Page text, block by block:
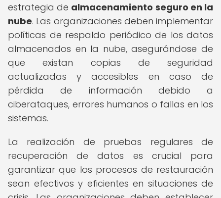
estrategia de almacenamiento seguro en la
nube. Las organizaciones deben implementar
políticas de respaldo periódico de los datos
almacenados en la nube, asegurándose de
que existan copias de seguridad
actualizadas y accesibles en caso de
pérdida de información debido a
ciberataques, errores humanos o fallas en los
sistemas.
La realización de pruebas regulares de
recuperación de datos es crucial para
garantizar que los procesos de restauración
sean efectivos y eficientes en situaciones de